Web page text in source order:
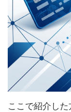
ここで紹介し